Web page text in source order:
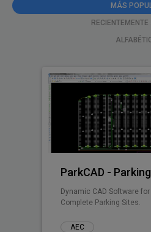
MÁS
ParkCAD -
Dynamic CAD Software
Complete Parking Sites.
AEC